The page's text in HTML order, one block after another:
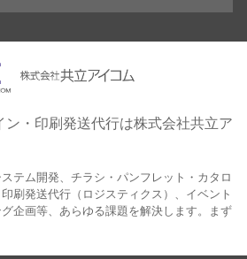
オフセット）
ーション・デザイン
作
・印刷発送代行は株式会社共立ア
テム開発、チラシ・パンフレット・カタロ
刷発送代行（ロジスティクス）、イベント
企画等、あらゆる課題を解決します。まず